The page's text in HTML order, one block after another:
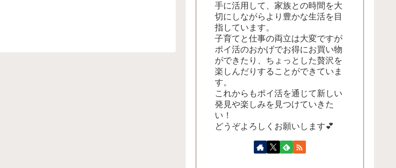
手に活用して、家族との時間を大
切にしながらより豊かな生活を目
指しています。
子育てと仕事の両立は大変ですが
ポイ活のおかげでお得にお買い物
ができたり、ちょっとした贅沢を
楽しんだりすることができていま
す。
これからもポイ活を通じて新しい
発見や楽しみを見つけていきた
い！
どうぞよろしくお願いします💕